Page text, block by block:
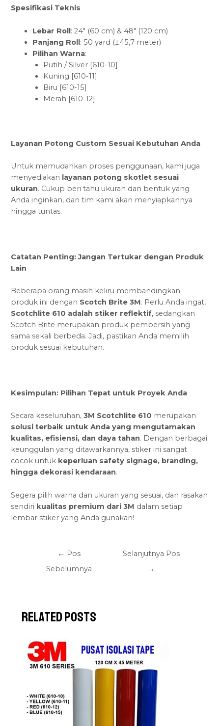
Spesifikasi Teknis
Lebar Roll: 24″ (60 cm) & 48″ (120 cm)
Panjang Roll: 50 yard (±45,7 meter)
Pilihan Warna:
Putih / Silver [610-10]
Kuning [610-11]
Biru [610-15]
Merah [610-12]
Layanan Potong Custom Sesuai Kebutuhan Anda
Untuk memudahkan proses penggunaan, kami juga
menyediakan layanan potong skotlet sesuai
ukuran. Cukup beri tahu ukuran dan bentuk yang
Anda inginkan, dan tim kami akan menyiapkannya
hingga tuntas.
Catatan Penting: Jangan Tertukar dengan Produk
Lain
Beberapa orang masih keliru membandingkan
produk ini dengan Scotch Brite 3M. Perlu Anda ingat,
Scotchlite 610 adalah stiker reflektif, sedangkan
Scotch Brite merupakan produk pembersih yang
sama sekali berbeda. Jadi, pastikan Anda memilih
produk sesuai kebutuhan.
Kesimpulan: Pilihan Tepat untuk Proyek Anda
Secara keseluruhan,3M Scotchlite 610 merupakan
solusi terbaik untuk Anda yang mengutamakan
kualitas, efisiensi, dan daya tahan. Dengan berbagai
keunggulan yang ditawarkannya, stiker ini sangat
cocok untuk keperluan safety signage, branding,
hingga dekorasi kendaraan.
Segera pilih warna dan ukuran yang sesuai, dan rasakan
sendiri kualitas premium dari 3M dalam setiap
lembar stiker yang Anda gunakan!
← Pos
Sebelumnya
Selanjutnya Pos
→
Related Posts